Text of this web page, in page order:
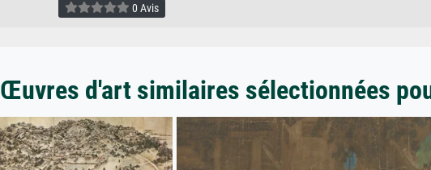
0 Avis
Œuvres d'art similaires sélectionnées